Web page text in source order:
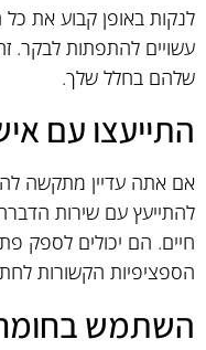
לנקות באופן קבוע את כל
עשויים להתפתות לבקר.
שלהם בחלל שלך.
התייעצו עם
אם אתה עדיין מתקשה
להתייעץ עם שירות
חיים. הם יכולים לספק
הספציפיות הקשורות
השתמש